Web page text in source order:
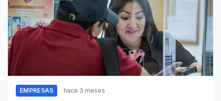
EMPRESAS hace 3 meses